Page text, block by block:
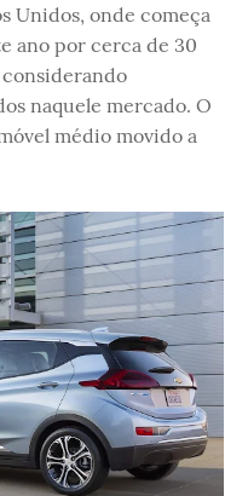
Unidos, onde começa
ano por cerca de 30
considerando
naquele mercado. O
médio movido a